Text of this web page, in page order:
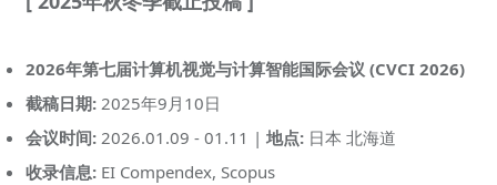
2026年第七届计算机视觉与计算智能国际会议 (CVCI 2026)
截稿日期:2025年9月10日
会议时间:2026.01.09 - 01.11 | 地点:日本 北海道
收录信息:EI Compendex, Scopus